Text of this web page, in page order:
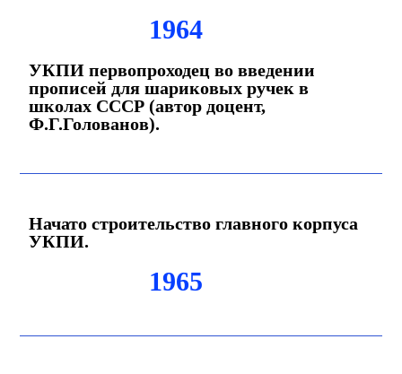
1964
УКПИ первопроходец во введении
прописей для шариковых ручек в
школах СССР (автор доцент,
Ф.Г.Голованов).
Начато строительство главного корпуса
УКПИ.
1965